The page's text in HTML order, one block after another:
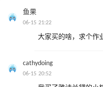
鱼果
06-15 21:22
大家买的啥，求个作
cathydoing
06-15 20:52